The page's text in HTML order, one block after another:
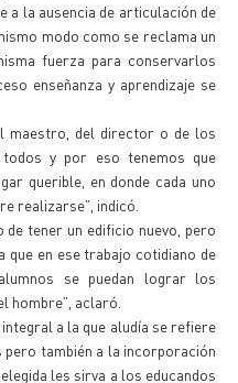
a la ausencia de articulación de
modo como se reclama un
fuerza para conservarlos
enseñanza y aprendizaje se
maestro, del director o de los
todos y por eso tenemos que
querible, en donde cada uno
realizarse”, indicó.
tener un edificio nuevo, pero
que en ese trabajo cotidiano de
se puedan lograr los
hombre”, aclaró.
a la que aludía se refiere
también a la incorporación
les sirva a los educandos